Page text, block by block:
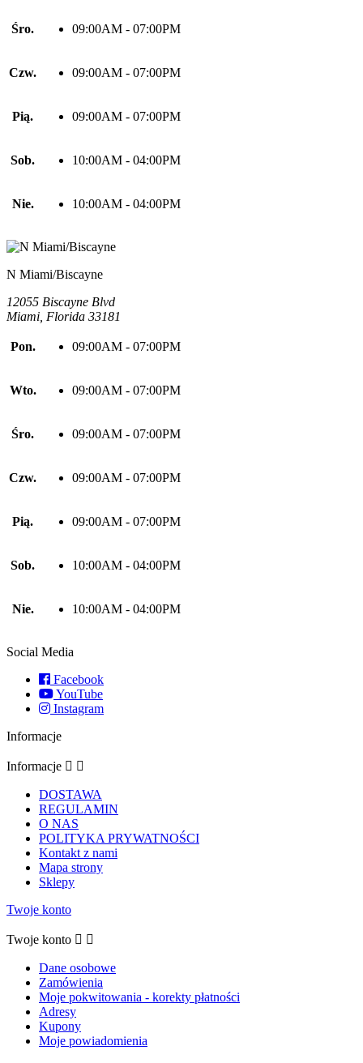
Śro. 09:00AM - 07:00PM
Czw. 09:00AM - 07:00PM
Pią. 09:00AM - 07:00PM
Sob. 10:00AM - 04:00PM
Nie. 10:00AM - 04:00PM
N Miami/Biscayne
12055 Biscayne Blvd
Miami, Florida 33181
Pon. 09:00AM - 07:00PM
Wto. 09:00AM - 07:00PM
Śro. 09:00AM - 07:00PM
Czw. 09:00AM - 07:00PM
Pią. 09:00AM - 07:00PM
Sob. 10:00AM - 04:00PM
Nie. 10:00AM - 04:00PM
Social Media
Facebook
YouTube
Instagram
Informacje
Informacje  
DOSTAWA
REGULAMIN
O NAS
POLITYKA PRYWATNOŚCI
Kontakt z nami
Mapa strony
Sklepy
Twoje konto
Twoje konto  
Dane osobowe
Zamówienia
Moje pokwitowania - korekty płatności
Adresy
Kupony
Moje powiadomienia